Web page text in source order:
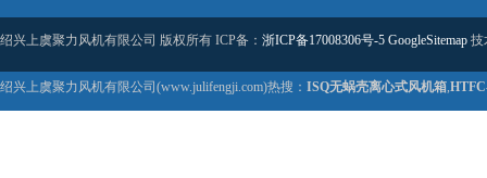
绍兴上虞聚力风机有限公司 版权所有 ICP备： 浙ICP备17008306号-5 GoogleSitemap 技
绍兴上虞聚力风机有限公司(www.julifengji.com)热搜： ISQ无蜗壳离心式风机箱,